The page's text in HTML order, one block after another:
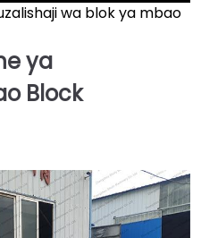
wa blok ya mbao
ya
Block